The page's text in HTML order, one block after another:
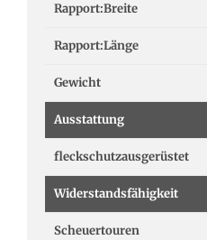
Rapport:Breite
Rapport:Länge
Gewicht
Ausstattung
fleckschutzausgerüstet
Widerstandsfähigkeit
Scheuertouren